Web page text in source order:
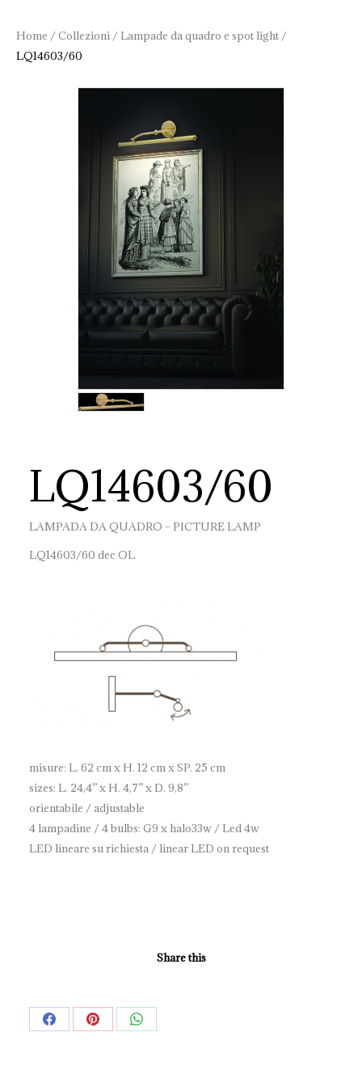
Home /Collezioni /Lampade da quadro e spot light /
LQ14603/60
LQ14603/60
LAMPADA DA QUADRO – PICTURE LAMP
LQ14603/60 dec OL
misure: L. 62 cm x H. 12 cm x SP. 25 cm
sizes: L. 24,4” x H. 4,7” x D. 9,8”
orientabile / adjustable
4 lampadine / 4 bulbs: G9 x halo33w / Led 4w
LED lineare su richiesta / linear LED on request
Share this
Share Share Share